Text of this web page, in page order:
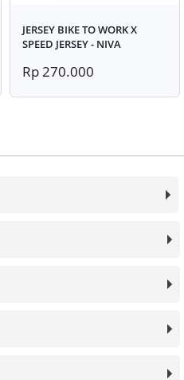
JERSEY BIKE TO WORK X
SPEED JERSEY - NIVA
Rp 270.000